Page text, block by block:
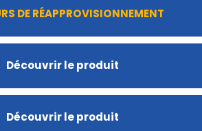
DE RÉAPPROVISIONNEMENT
Découvrir le produit
Découvrir le produit